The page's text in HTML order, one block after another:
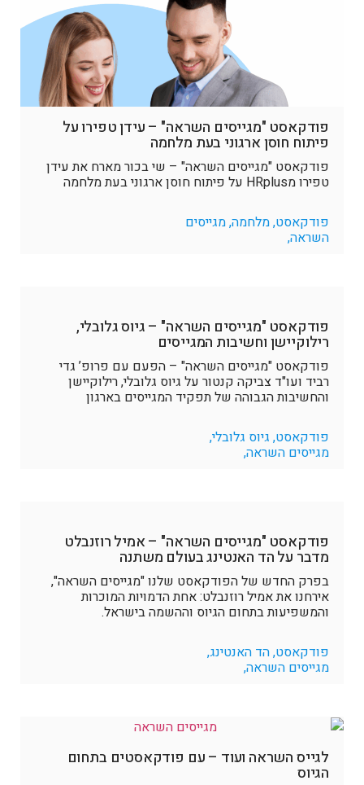
פודקאסט "מגייסים השראה" – עידן טפירו על
פיתוח חוסן ארגוני בעת מלחמה
פודקאסט "מגייסים השראה" – שי בכור מארח את עידן
טפירו מHRplus על פיתוח חוסן ארגוני בעת מלחמה
פודקאסט, מלחמה, מגייסים
השראה,
פודקאסט "מגייסים השראה" – גיוס גלובלי,
רילוקיישן וחשיבות המגייסים
פודקאסט "מגייסים השראה" – הפעם עם פרופ’ גדי
רביד ועו"ד צביקה קנטור על גיוס גלובלי, רילוקיישן
והחשיבות הגבוהה של תפקיד המגייסים בארגון
פודקאסט, גיוס גלובלי,
מגייסים השראה,
פודקאסט "מגייסים השראה" – אמיל רוזנבלט
מדבר על הד האנטינג בעולם משתנה
בפרק החדש של הפודקאסט שלנו "מגייסים השראה",
אירחנו את אמיל רוזנבלט: אחת הדמויות המוכרות
והמשפיעות בתחום הגיוס וההשמה בישראל.
פודקאסט, הד האנטינג,
מגייסים השראה,
לגייס השראה ועוד – עם פודקאסטים בתחום
הגיוס